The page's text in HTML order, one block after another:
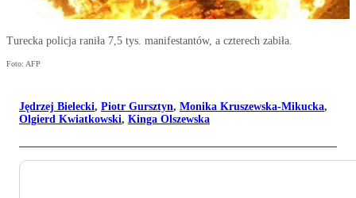
Turecka policja raniła 7,5 tys. manifestantów, a czterech zabiła.
Foto: AFP
Jędrzej Bielecki, Piotr Gursztyn, Monika Kruszewska-Mikucka,
Olgierd Kwiatkowski, Kinga Olszewska